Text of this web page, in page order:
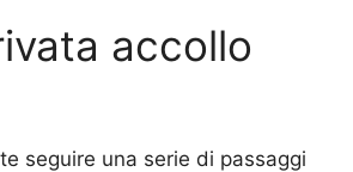
accollo
seguire una serie di passaggi